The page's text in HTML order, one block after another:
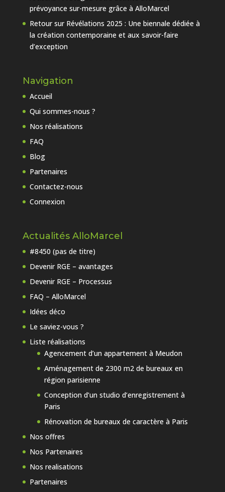
prévoyance sur-mesure grâce à AlloMarcel
Retour sur Révélations 2025 : Une biennale dédiée à
la création contemporaine et aux savoir-faire
d’exception
Navigation
Accueil
Qui sommes-nous ?
Nos réalisations
FAQ
Blog
Partenaires
Contactez-nous
Connexion
Actualités AlloMarcel
#8450 (pas de titre)
Devenir RGE – avantages
Devenir RGE – Processus
FAQ – AlloMarcel
Idées déco
Le saviez-vous ?
Liste réalisations
Agencement d’un appartement à Meudon
Aménagement de 2300 m2 de bureaux en
région parisienne
Conception d’un studio d’enregistrement à
Paris
Rénovation de bureaux de caractère à Paris
Nos offres
Nos Partenaires
Nos realisations
Partenaires